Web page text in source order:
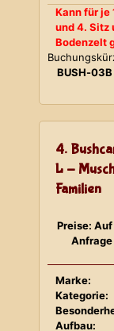
Kann für je
und 4. Sitz
Bodenzelt
BUSH-03B
4.
L -
Familien
Preise: Auf
Anfrage
Marke:
Kategorie:
Aufbau: